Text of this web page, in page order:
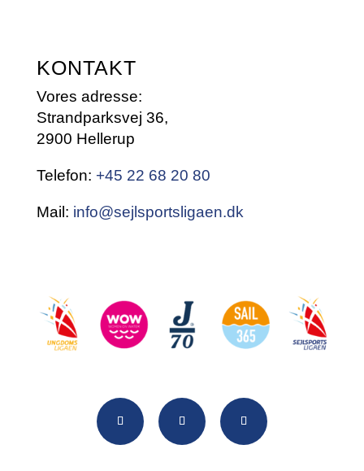
KONTAKT
Vores adresse:
Strandparksvej 36,
2900 Hellerup
Telefon: +45 22 68 20 80
Mail: info@sejlsportsligaen.dk